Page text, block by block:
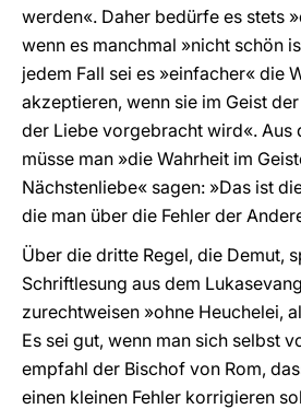
werden«. Daher bedürfe es stets
wenn es manchmal »nicht schön
jedem Fall sei es »einfacher« die
akzeptieren, wenn sie im Geist
der Liebe vorgebracht wird«. Aus
müsse man »die Wahrheit im
Nächstenliebe« sagen: »Das ist
die man über die Fehler der
Über die dritte Regel, die Demut,
Schriftlesung aus dem
zurechtweisen »ohne Heuchelei,
Es sei gut, wenn man sich selbst
empfahl der Bischof von Rom,
einen kleinen Fehler korrigieren